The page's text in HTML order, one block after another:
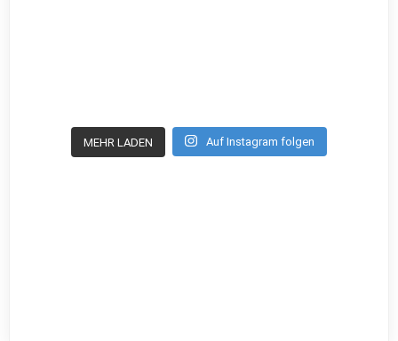
MEHR LADEN Auf Instagram folgen